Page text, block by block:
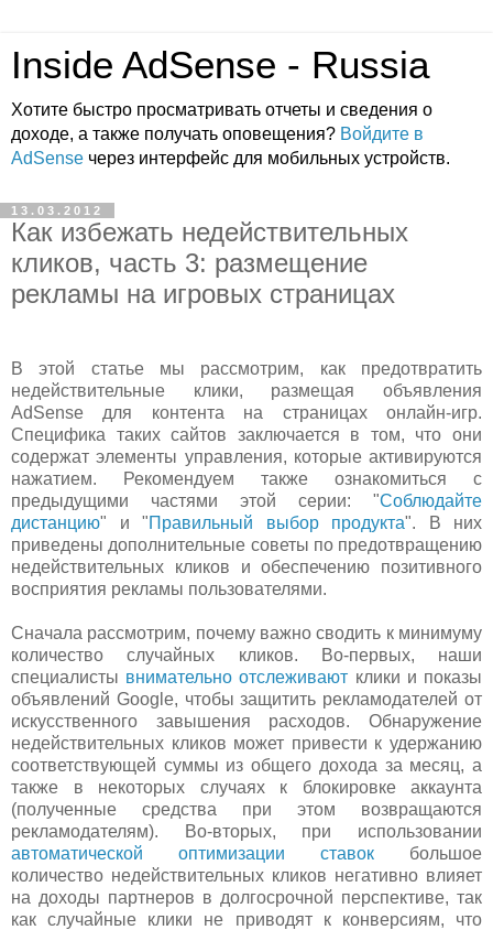
Inside AdSense - Russia
Хотите быстро просматривать отчеты и сведения о
доходе, а также получать оповещения? Войдите в
AdSense через интерфейс для мобильных устройств.
13.03.2012
Как избежать недействительных
кликов, часть 3: размещение
рекламы на игровых страницах
В этой статье мы рассмотрим, как предотвратить
недействительные клики, размещая объявления
AdSense для контента на страницах онлайн-игр.
Специфика таких сайтов заключается в том, что они
содержат элементы управления, которые активируются
нажатием. Рекомендуем также ознакомиться с
предыдущими частями этой серии: "Соблюдайте
дистанцию" и "Правильный выбор продукта". В них
приведены дополнительные советы по предотвращению
недействительных кликов и обеспечению позитивного
восприятия рекламы пользователями.
Сначала рассмотрим, почему важно сводить к минимуму
количество случайных кликов. Во-первых, наши
специалисты внимательно отслеживают клики и показы
объявлений Google, чтобы защитить рекламодателей от
искусственного завышения расходов. Обнаружение
недействительных кликов может привести к удержанию
соответствующей суммы из общего дохода за месяц, а
также в некоторых случаях к блокировке аккаунта
(полученные средства при этом возвращаются
рекламодателям). Во-вторых, при использовании
автоматической оптимизации ставок большое
количество недействительных кликов негативно влияет
на доходы партнеров в долгосрочной перспективе, так
как случайные клики не приводят к конверсиям, что